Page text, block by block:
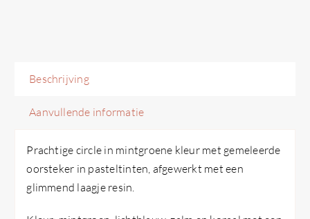
Beschrijving
Aanvullende informatie
Prachtige circle in mintgroene kleur met gemeleerde
oorsteker in pasteltinten, afgewerkt met een
glimmend laagje resin.